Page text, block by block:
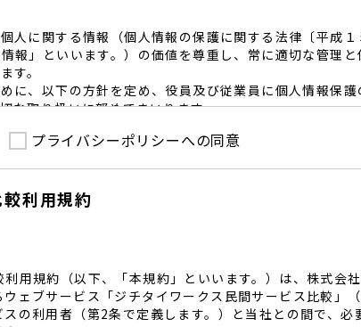
人に関する情報（個人情報の保護に関する法律〔平成
報」といいます。）の価値を尊重し、常に適切な管理
す。
に、以下の方針を定め、役員及び従業員に個人情報保
な取り扱いに努めてまいります。
の他の規範を遵守するとともに、本ポリシーの内容を
、利用目的の範囲内で利用を致します。
確かつ安全に保つとともに、不正アクセス・紛失・破
、必要かつ適切な措置を講じます。
のマネジメントシステムを定め、組織体制を整備し、
プライバシーポリシーへの同意
利用規約
用規約（以下、「本規約」といいます。）は、株式会
ェブサービス「ジチタイワークス民間サービス比較」（
の利用者（第2条で定義します。）と当社との間で、必